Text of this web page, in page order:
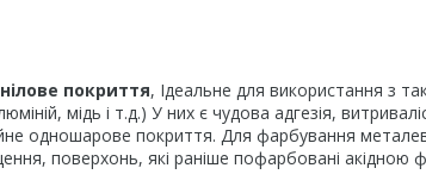
покриття, Ідеальне для використання з
мідь і т.д.) У них є чудова адгезія,
одношарове покриття. Для фарбування
поверхонь, які раніше пофарбовані акідною